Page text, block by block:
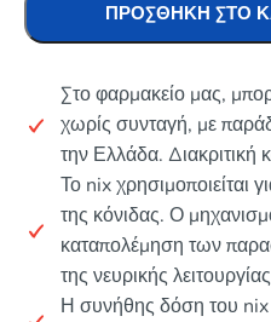
ΠΡΟΣΘΉΚΗ ΣΤΟ
Στο φαρμακείο μας,
χωρίς συνταγή, με
την Ελλάδα.
Το nix χρησιμοποιείται
της κόνιδας. Ο
καταπολέμηση των
της νευρικής
Η συνήθης δόση του nix